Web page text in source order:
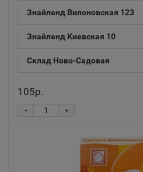
Знайленд Вилоновская 123
Знайленд Киевская 10
Склад Ново-Садовая
105р.
+
-